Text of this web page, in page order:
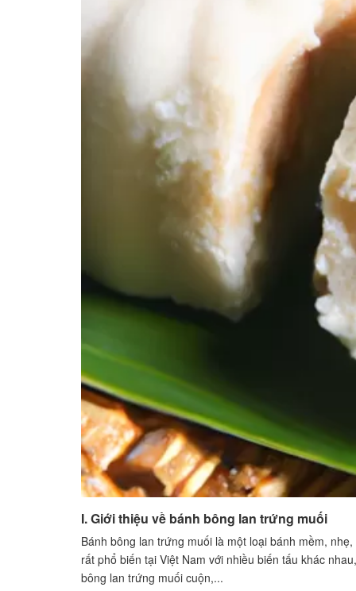
I. Giới thiệu về bánh bông lan trứng muối
Bánh bông lan trứng muối là một loại bánh mềm,
rất phổ biến tại Việt Nam với nhiều biến tấu khác
bông lan trứng muối cuộn,...